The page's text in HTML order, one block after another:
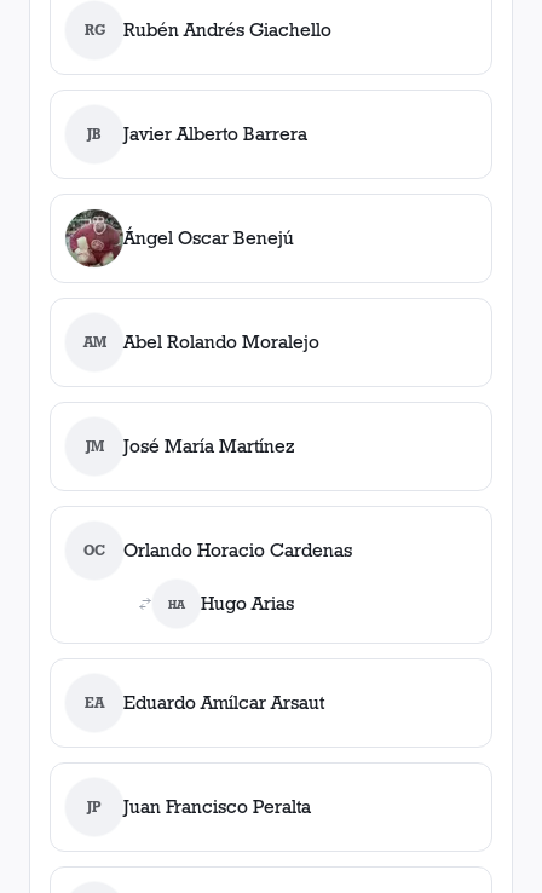
RG Rubén Andrés Giachello
JB Javier Alberto Barrera
Ángel Oscar Benejú
AM Abel Rolando Moralejo
JM José María Martínez
OC Orlando Horacio Cardenas
HA Hugo Arias
EA Eduardo Amílcar Arsaut
JP Juan Francisco Peralta